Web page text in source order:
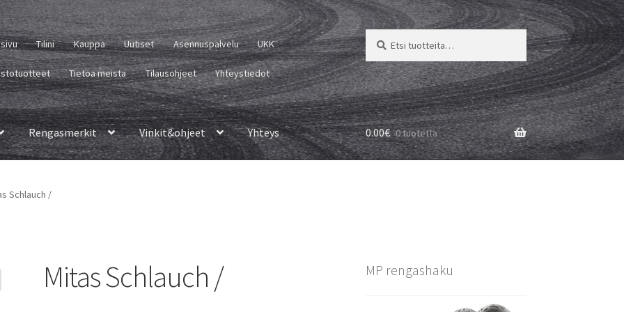
Tilini Kauppa Uutiset Asennuspalvelu UKK
Tietoa meistä Tilausohjeet Yhteystiedot
Etsi:
Haku
Rengasmerkit Vinkit&ohjeet Yhteys 0.00€ 0 tuotetta
Schlauch /
Mitas Schlauch / MP rengashaku